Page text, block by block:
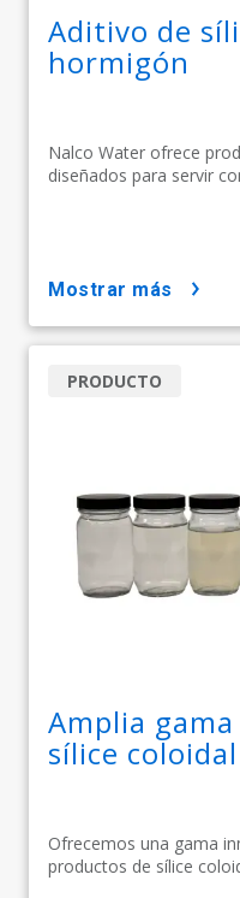
Aditivo de
hormigón
Nalco Water ofrece
diseñados para servir
mostrar más
Amplia
sílice coloidal
Ofrecemos una gama
productos de sílice
PRODUCTO